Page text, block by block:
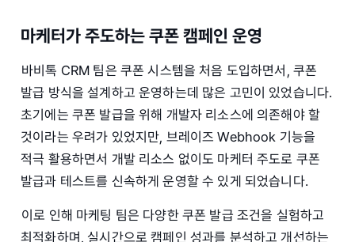
마케터가 주도하는 쿠폰 캠페인 운영
바비톡 CRM 팀은 쿠폰 시스템을 처음 도입하면서, 쿠폰
발급 방식을 설계하고 운영하는데 많은 고민이 있었습니다.
초기에는 쿠폰 발급을 위해 개발자 리소스에 의존해야 할
것이라는 우려가 있었지만, 브레이즈 Webhook 기능을
적극 활용하면서 개발 리소스 없이도 마케터 주도로 쿠폰
발급과 테스트를 신속하게 운영할 수 있게 되었습니다.
이로 인해 마케팅 팀은 다양한 쿠폰 발급 조건을 실험하고
최적화하며, 실시간으로 캠페인 성과를 분석하고 개선하는